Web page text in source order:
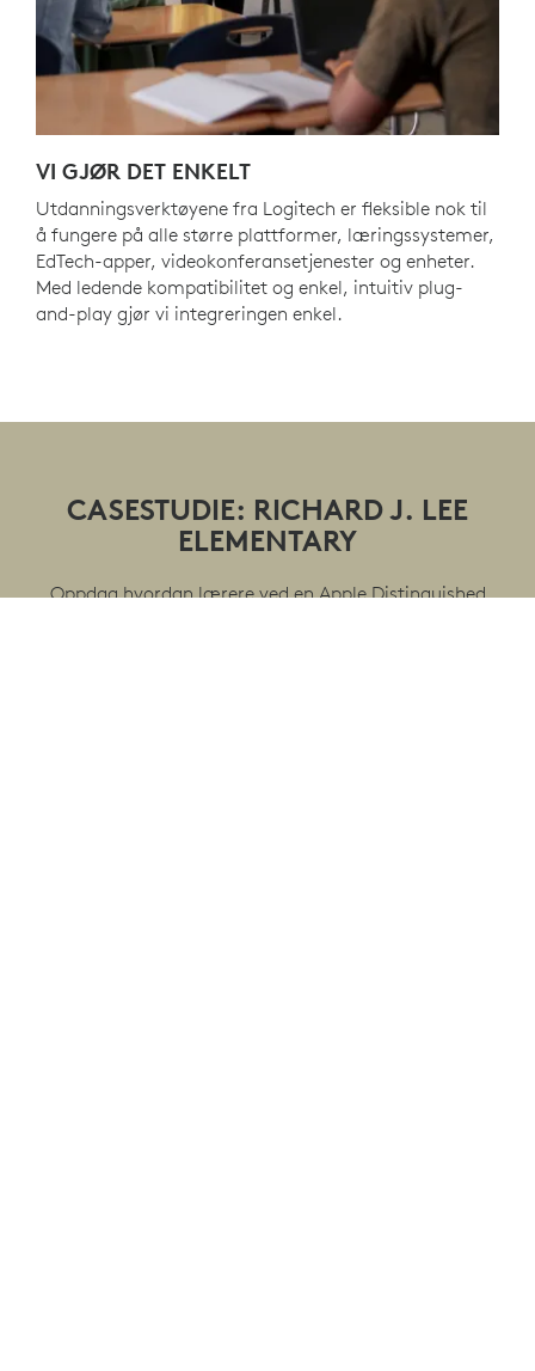
VI GJØR DET ENKELT
Utdanningsverktøyene fra Logitech er fleksible nok til
å fungere på alle større plattformer, læringssystemer,
EdTech-apper, videokonferansetjenester og enheter.
Med ledende kompatibilitet og enkel, intuitiv plug-
and-play gjør vi integreringen enkel.
CASESTUDIE: RICHARD J. LEE
ELEMENTARY
Oppdag hvordan lærere ved en Apple Distinguished